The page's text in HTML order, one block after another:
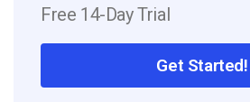
Free 14-Day Trial
Get Started!